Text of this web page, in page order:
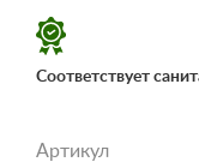
Соответствует
Артикул